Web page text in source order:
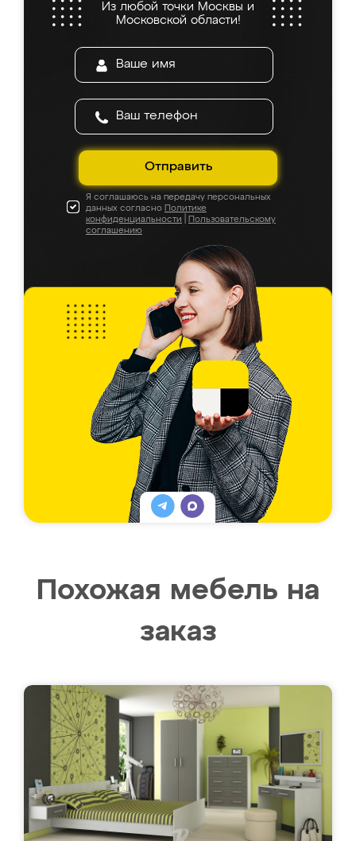
Из любой точки Москвы и
Московской области!
Отправить
Я соглашаюсь на передачу персональных
данных согласно Политике
конфиденциальности
Пользовательскому
соглашению
Похожая мебель на
заказ